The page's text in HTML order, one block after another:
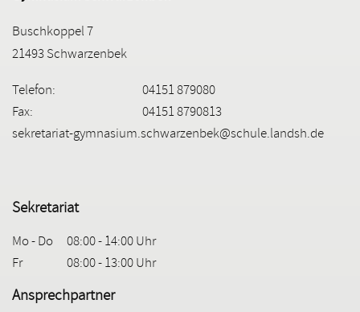
Buschkoppel 7
21493 Schwarzenbek
Telefon:
04151 879080
Fax:
04151 8790813
sekretariat-gymnasium.schwarzenbek@schule.landsh.de
Sekretariat
Mo - Do
08:00 - 14:00 Uhr
Fr
08:00 - 13:00 Uhr
Ansprechpartner